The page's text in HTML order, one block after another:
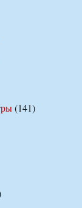
(141)